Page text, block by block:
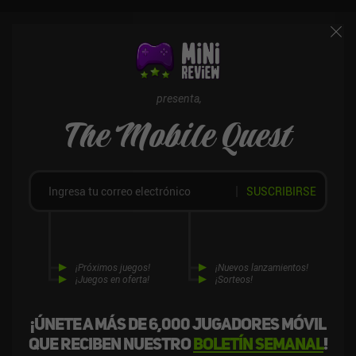
iAPs para paquetes de personajes y gemas que nos permiten
progresar más rápido. Por suerte, la monetización me ha parecido
innecesaria, ya que todo se puede conseguir a través del juego. Si
te gustan los juegos de gestión como Fallout Shelter o eres fan de
presenta,
The Mobile Quest
¡Únete a más de 6,000 jugadores móvil
que reciben nuestroboletín semanal!
¡Próximos juegos!
¡Juegos en oferta!
¡Nuevos lanzamientos!
¡Sorteos!
SUSCRIBIRSE